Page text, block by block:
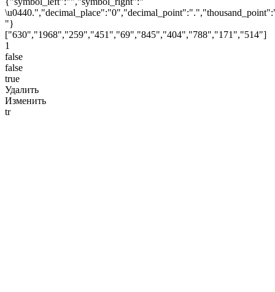
"}
["630","1968","259","451","69","845","404","788","171","514"]
1
false
false
true
Удалить
Изменить
tr